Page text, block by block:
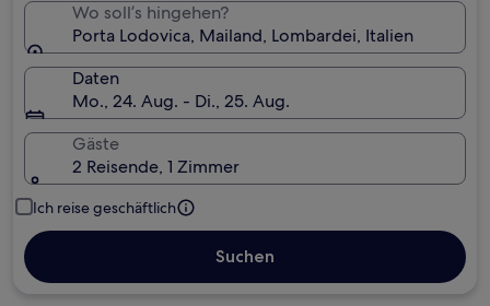
Wo soll’s hingehen?
Porta Lodovica, Mailand, Lombardei, Italien
Daten
Mo., 24. Aug. - Di., 25. Aug.
Gäste
2 Reisende, 1 Zimmer
Ich reise geschäftlich
Suchen